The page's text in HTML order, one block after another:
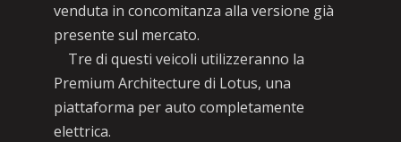
venduta in concomitanza alla versione già
presente sul mercato.
Tre di questi veicoli utilizzeranno la
Premium Architecture di Lotus, una
piattaforma per auto completamente
elettrica.